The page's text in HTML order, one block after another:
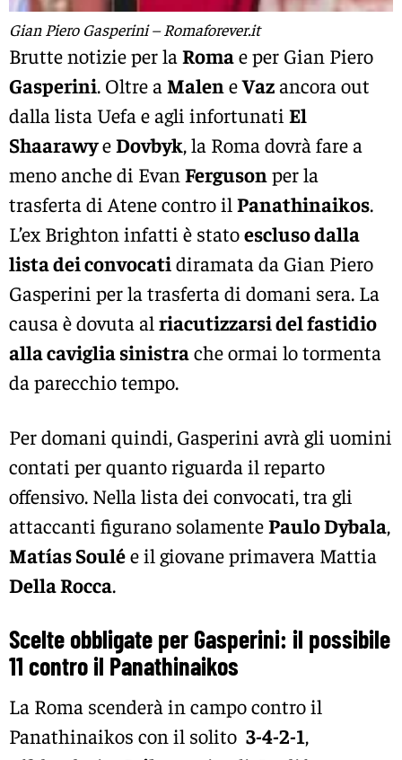
Gian Piero Gasperini – Romaforever.it
Brutte notizie per la Romae per Gian Piero
Gasperini. Oltre a MaleneVazancora out
dalla lista Uefa e agli infortunati El
ShaarawyeDovbyk, la Roma dovrà fare a
meno anche di Evan Fergusonper la
trasferta di Atene contro il Panathinaikos.
L’ex Brighton infatti è statoescluso dalla
lista dei convocatidiramata da Gian Piero
Gasperini per la trasferta di domani sera. La
causa è dovuta al riacutizzarsi del fastidio
alla caviglia sinistrache ormai lo tormenta
da parecchio tempo.
Per domani quindi, Gasperini avrà gli uomini
contati per quanto riguarda il reparto
offensivo. Nella lista dei convocati, tra gli
attaccanti figurano solamentePaulo Dybala,
Matías Soulée il giovane primavera Mattia
Della Rocca.
Scelte obbligate per Gasperini: il possibile
11 contro il Panathinaikos
La Roma scenderà in campo contro il
Panathinaikos con il solito 3-4-2-1,